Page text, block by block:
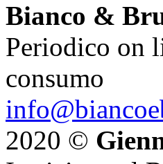
Bianco &
Periodico on
consumo
2020 ©